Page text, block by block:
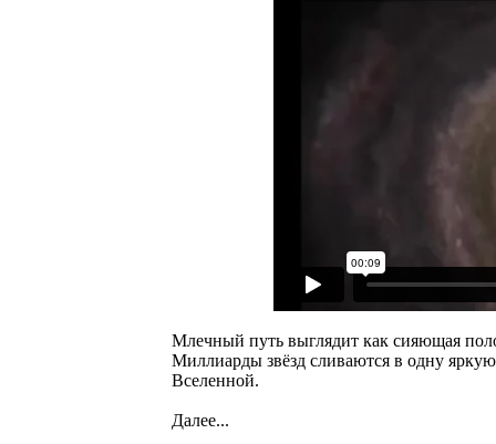
Млечный путь выглядит как сияющая
Миллиарды звёзд сливаются в одну
Вселенной.
Далее...